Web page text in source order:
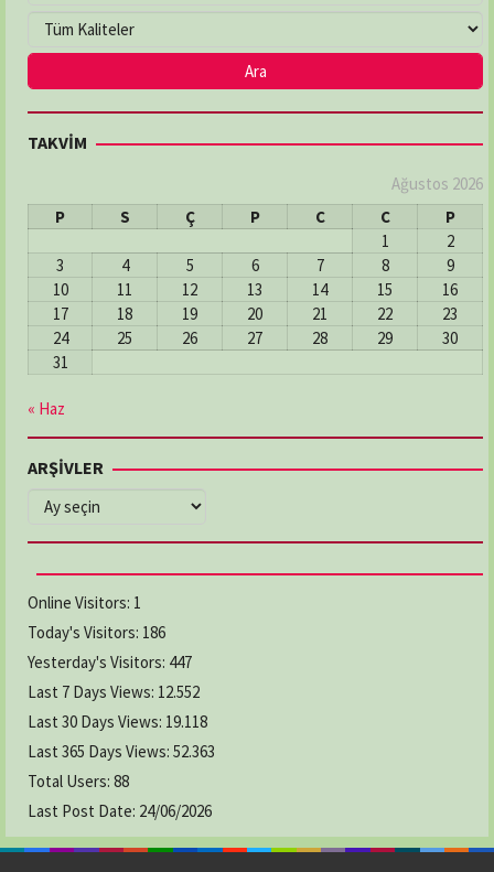
TAKVİM
Ağustos 2026
P
S Ç P C C
P
1
2
3
4 5 6 7 8
9
10
11 12 13 14 15
16
17
18 19 20 21 22
23
24
25 26 27 28 29
30
31
« Haz
ARŞİVLER
ARŞİVLER
Online Visitors: 1
Today's Visitors: 186
Yesterday's Visitors: 447
Last 7 Days Views: 12.552
Last 30 Days Views: 19.118
Last 365 Days Views: 52.363
Total Users: 88
Last Post Date: 24/06/2026